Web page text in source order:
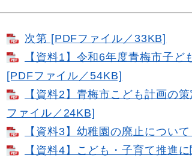
次第 [PDFファイル／33KB]
【資料1】令和6年度青梅市子ど
[PDFファイル／54KB]
【資料2】青梅市こども計画の
ファイル／24KB]
【資料3】幼稚園の廃止につい
【資料4】こども・子育て推進